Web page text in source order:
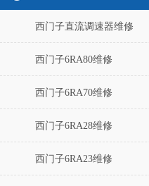
西门子直流调速器维修
西门子6RA80维修
西门子6RA70维修
西门子6RA28维修
西门子6RA23维修